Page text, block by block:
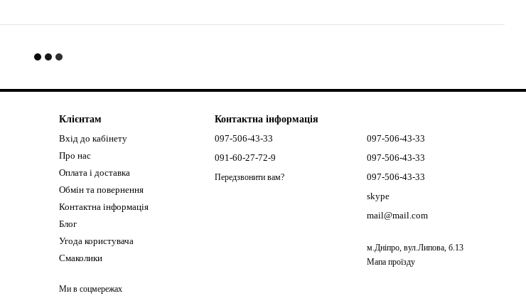
Клієнтам
Вхід до кабінету
Про нас
Оплата і доставка
Обмін та повернення
Контактна інформація
Блог
Угода користувача
Смаколики
Ми в соцмережах
Контактна інформація
097-506-43-33
091-60-27-72-9
Передзвонити вам?
097-506-43-33
097-506-43-33
097-506-43-33
skype
mail@mail.com
м.Дніпро, вул.Липова, б.13
Мапа проїзду